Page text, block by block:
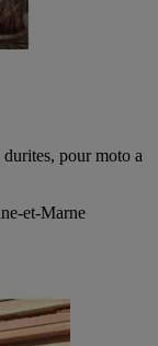
pour moto a
et-Marne